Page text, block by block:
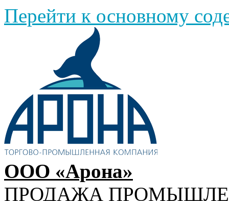
Перейти к основному
ООО «Арона»
ПРОДАЖА